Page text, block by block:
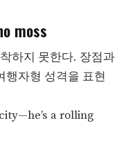
moss
하지 못한다. 장점과
행자형 성격을 표현
a rolling